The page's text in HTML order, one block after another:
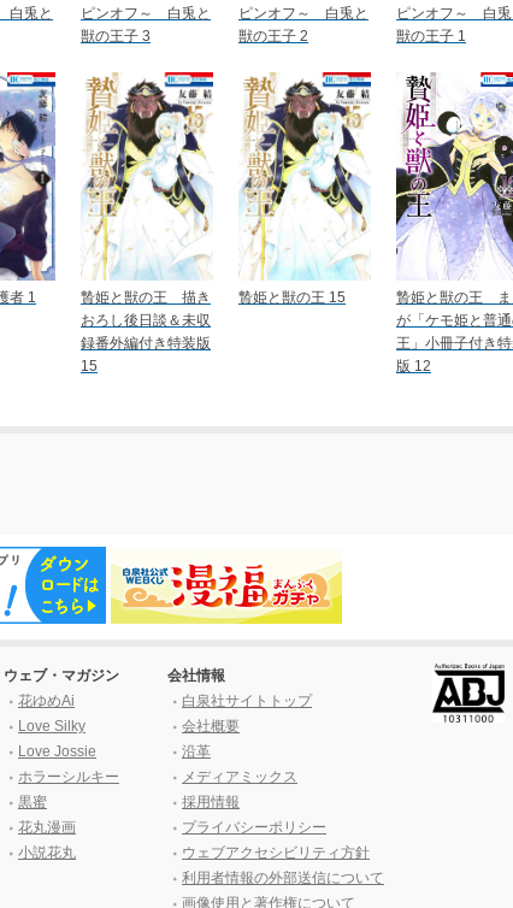
白兎と
ピンオフ～ 白兎と
獣の王子 3
ピンオフ～ 白兎と
獣の王子 2
ピンオフ～ 白
獣の王子 1
者 1
贄姫と獣の王 描き
おろし後日談＆未収
録番外編付き特装版
15
贄姫と獣の王 15
贄姫と獣の王
が「ケモ姫と普
王」小冊子付き
版 12
ウェブ・マガジン
花ゆめAi
Love Silky
Love Jossie
ホラーシルキー
黒蜜
花丸漫画
小説花丸
会社情報
白泉社サイトトップ
会社概要
沿革
メディアミックス
採用情報
プライバシーポリシー
ウェブアクセシビリティ方針
利用者情報の外部送信について
画像使用と著作権について